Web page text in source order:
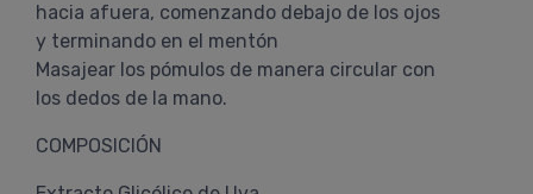
hacia afuera, comenzando debajo de los ojos
y terminando en el mentón
Masajear los pómulos de manera circular con
los dedos de la mano.
COMPOSICIÓN